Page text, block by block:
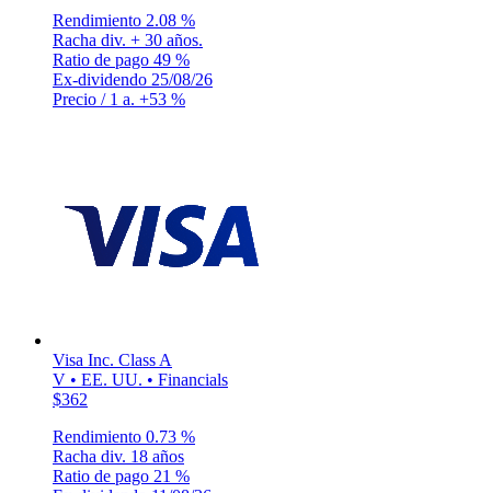
Rendimiento 2.08 %
Racha div. + 30 años.
Ratio de pago 49 %
Ex-dividendo 25/08/26
Precio / 1 a. +53 %
Visa Inc. Class A
V • EE. UU. • Financials
$362
Rendimiento 0.73 %
Racha div. 18 años
Ratio de pago 21 %